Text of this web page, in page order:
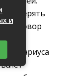
Заверять
договор
нотариуса
нет
и